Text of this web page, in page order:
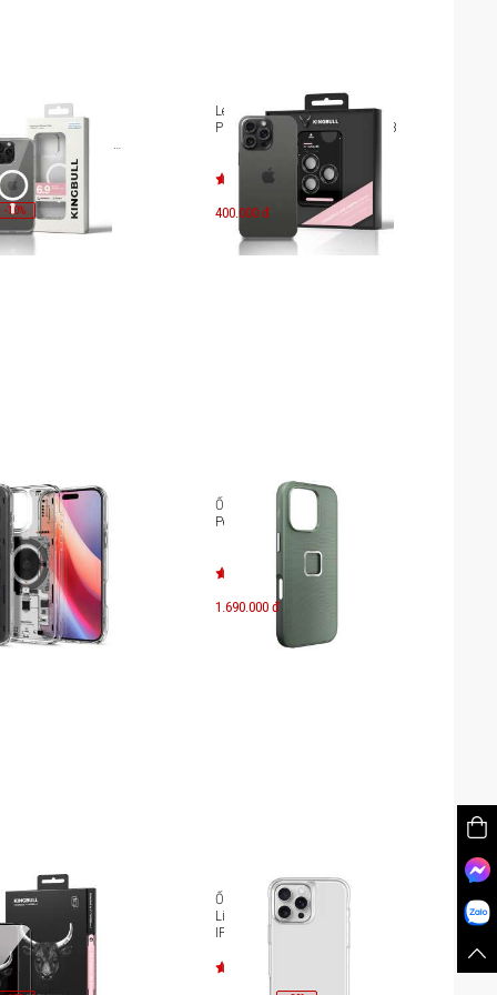
16 Pro Max
Case With
Control MGB16D-
-10%
Lens Camera iPhone 16 Pro/16
Pro Max Mipow Kingbull BJ16B
400.000 đ
16 Pro Spigen
One Magfit
Ốp lưng iPhone 16 Pro Max
Peak Design Fabric
1.690.000 đ
iPhone 16 Pro
HD Premium
Ốp lưng iPhone 16 Pro UNIQ
Lifepro Xtreme UNIQ-
IP6.3P(2024)-LPRXCLR